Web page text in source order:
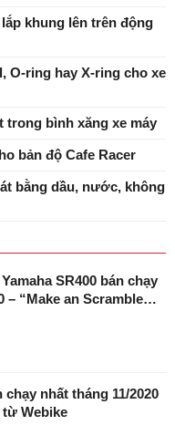
khung lên trên động
O-ring hay X-ring cho xe
trong bình xăng xe máy
bản độ Cafe Racer
bằng dầu, nước, không
SR400 bán chạy
– “Make an Scramble…
chạy nhất tháng 11/2020
Webike